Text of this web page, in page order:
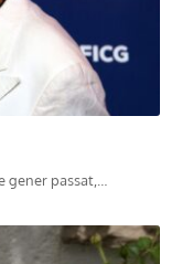
gener passat,…